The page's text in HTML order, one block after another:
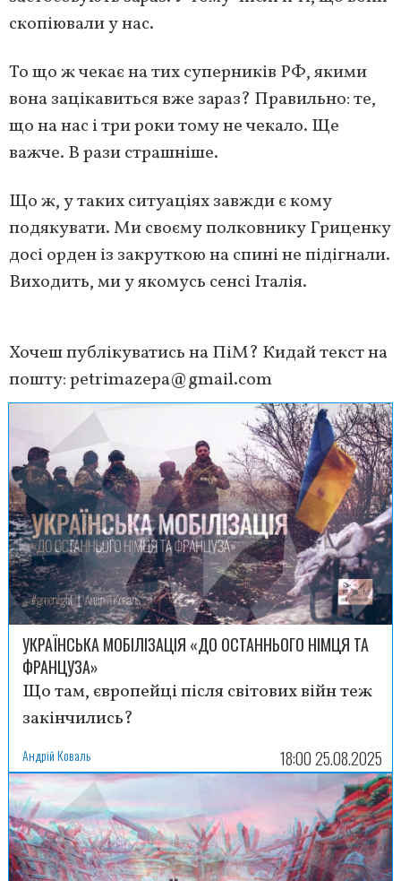
скопіювали у нас.
То що ж чекає на тих суперників РФ, якими
вона зацікавиться вже зараз? Правильно: те,
що на нас і три роки тому не чекало. Ще
важче. В рази страшніше.
Що ж, у таких ситуаціях завжди є кому
подякувати. Ми своєму полковнику Гриценку
досі орден із закруткою на спині не підігнали.
Виходить, ми у якомусь сенсі Італія.
Хочеш публікуватись на ПіМ? Кидай текст на
пошту:petrimazepa@gmail.com
УКРАЇНСЬКА МОБІЛІЗАЦІЯ «ДО ОСТАННЬОГО НІМЦЯ ТА
ФРАНЦУЗА»
Що там, європейці після світових війн теж
закінчились?
Андрій Коваль 18:00 25.08.2025